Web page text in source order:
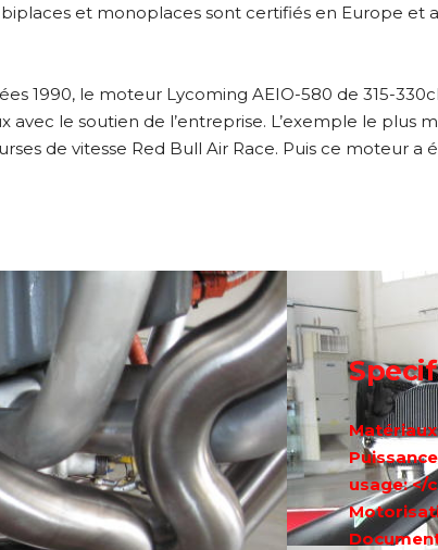
et monoplaces sont certifiés en Europe et
1990, le moteur Lycoming AEIO-580 de 315-
le soutien de l’entreprise. L’exemple le plus
de vitesse Red Bull Air Race. Puis ce moteur
usage: